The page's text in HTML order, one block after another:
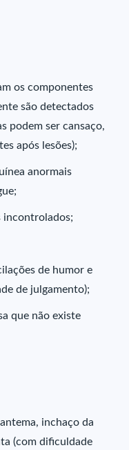
os componentes
são detectados
podem ser cansaço,
após lesões);
anormais
incontrolados;
de humor e
de julgamento);
que não existe
inchaço da
(com dificuldade